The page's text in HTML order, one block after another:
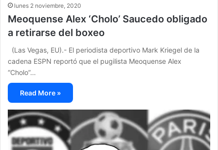
lunes 2 noviembre, 2020
Meoquense Alex ‘Cholo’ Saucedo obligado
a retirarse del boxeo
(Las Vegas, EU).- El periodista deportivo Mark Kriegel de la
cadena ESPN reportó que el pugilista Meoquense Alex
“Cholo”…
Read More »